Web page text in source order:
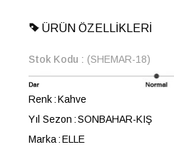
ÜRÜN ÖZELLIKLERI
Stok Kodu (SHEMAR-18)
Renk Kahve
Yıl Sezon SONBAHAR-KIŞ
Marka ELLE